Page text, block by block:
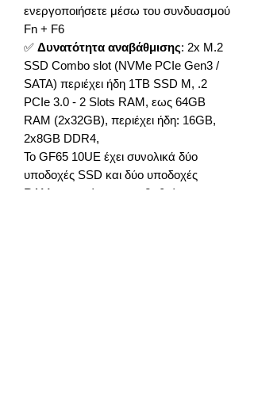
ενεργοποιήσετε μέσω του συνδυασμού
Fn + F6
✅ Δυνατότητα αναβάθμισης: 2x M.2
SSD Combo slot (NVMe PCIe Gen3 /
SATA) περιέχει ήδη 1TB SSD M, .2
PCIe 3.0 - 2 Slots RAM, εως 64GB
RAM (2x32GB), περιέχει ήδη: 16GB,
2x8GB DDR4,
Το GF65 10UE έχει συνολικά δύο
υποδοχές SSD και δύο υποδοχές
RAM, μπορείτε να αναβαθμίσετε τον